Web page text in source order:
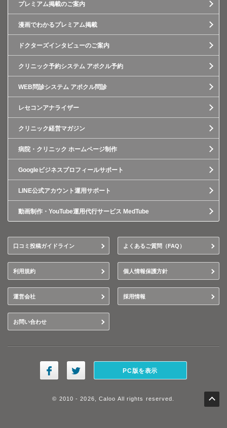
プレミアム掲載のご案内
漫画でわかるプレミアム掲載
ドクターズインタビューのご案内
クリニック予約システム アポクル予約
WEB問診システム アポクル問診
レセコンアナライザー
クリニック経営マガジン
病院・クリニック ホームページ制作
Googleビジネスプロフィールサポート
LINE公式アカウント運用サポート
動画制作・YouTube運用代行サービス MedTube
口コミ投稿ガイドライン よくあるご質問（FAQ）
利用規約 個人情報保護方針
運営会社 採用情報
お問い合わせ
PC版を表示
© 2010 - 2026, Caloo All rights reserved.